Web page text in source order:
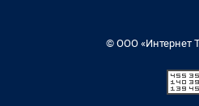
© ООО «Интернет